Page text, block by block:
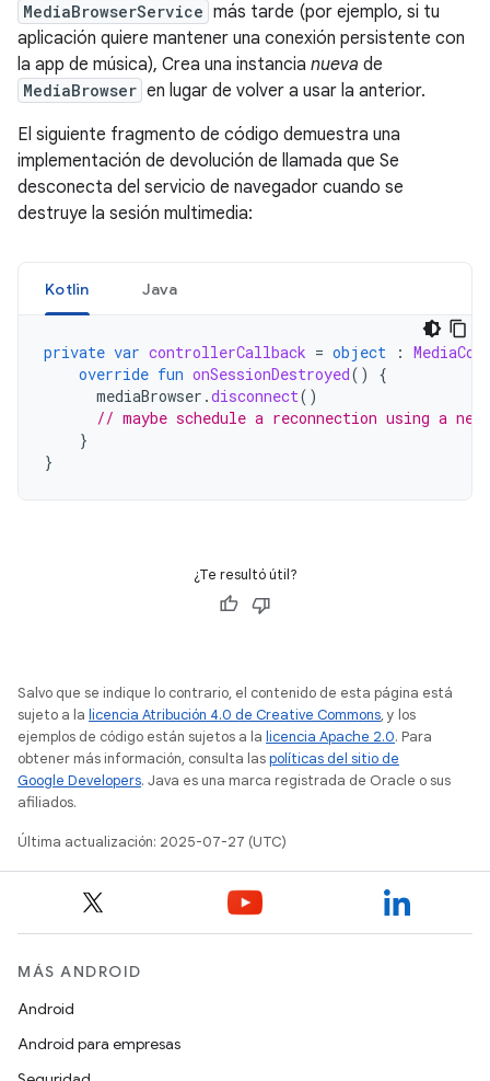
MediaBrowserService más tarde (por ejemplo, si tu
aplicación quiere mantener una conexión persistente con
la app de música), Crea una instancia nueva de
MediaBrowser en lugar de volver a usar la anterior.
El siguiente fragmento de código demuestra una
implementación de devolución de llamada que Se
desconecta del servicio de navegador cuando se
destruye la sesión multimedia:
Kotlin Java
private var controllerCallback = object :
override fun onSessionDestroyed()
{
mediaBrowser .disconnect()
// maybe schedule a reconnection using a new
}
}
¿Te resultó útil?
Salvo que se indique lo contrario, el contenido de esta página está
sujeto a la licencia Atribución 4.0 de Creative Commons, y los
ejemplos de código están sujetos a la licencia Apache 2.0. Para
obtener más información, consulta laspolíticas del sitio de
Google Developers. Java es una marca registrada de Oracle o sus
afiliados.
Última actualización: 2025-07-27 (UTC)
MÁS ANDROID
Android
Android para empresas